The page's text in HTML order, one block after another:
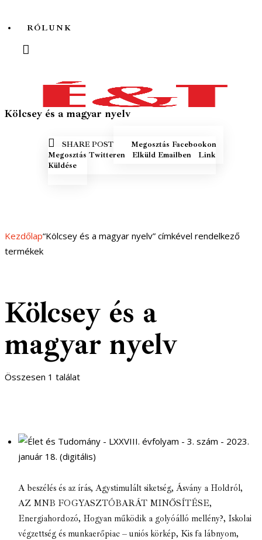
RÓLUNK
Kölcsey és a magyar nyelv
SHARE POST
MEGOSZTÁS
FACEBOOKON
Megosztás Facebookon
Megosztás Twitteren ELKÜLD EMAILBEN
Elküld Emailben
COPY URL
Link
Küldése
Kezdőlap“Kölcsey és a magyar nyelv” címkével rendelkező
termékek
Kölcsey és a
magyar nyelv
Összesen 1 találat
A beszélés és az írás, Agystimulált siketség, Ásvány a Holdról,
AZ MNB FOGYASZTÓBARÁT MINŐSÍTÉSE,
Energiahordozó, Hogyan működik a golyóálló mellény?, Iskolai
végzettség és munkaerőpiac – uniós körkép, Kis fa lábnyom,